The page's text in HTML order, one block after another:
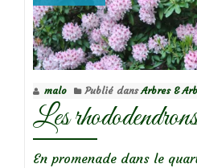
malo Publié dansArbres &
Les rhododendrons
En promenade dans le